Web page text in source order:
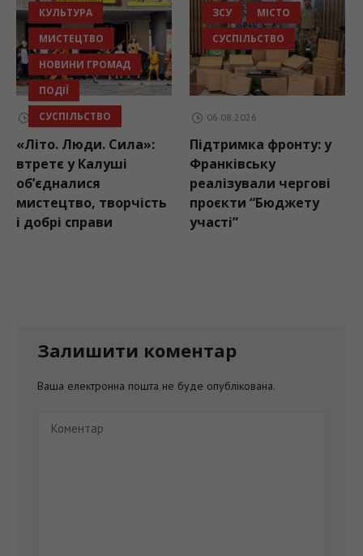
КУЛЬТУРА
МИСТЕЦТВО
НОВИНИ ГРОМАД
ПОДІЇ
СУСПІЛЬСТВО
06.08.2026
«Літо. Люди. Сила»:
втретє у Калуші
об’єдналися
мистецтво, творчість
і добрі справи
ЗСУ
МІСТО
СУСПІЛЬСТВО
06.08.2026
Підтримка фронту: у
Франківську
реалізували чергові
проєкти “Бюджету
участі”
Залишити коментар
Ваша електронна пошта не буде опублікована.